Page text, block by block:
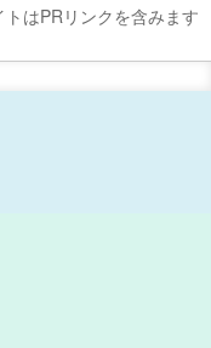
トはPRリンクを含みます